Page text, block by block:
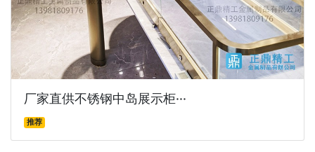
厂家直供不锈钢中岛展示柜···
推荐